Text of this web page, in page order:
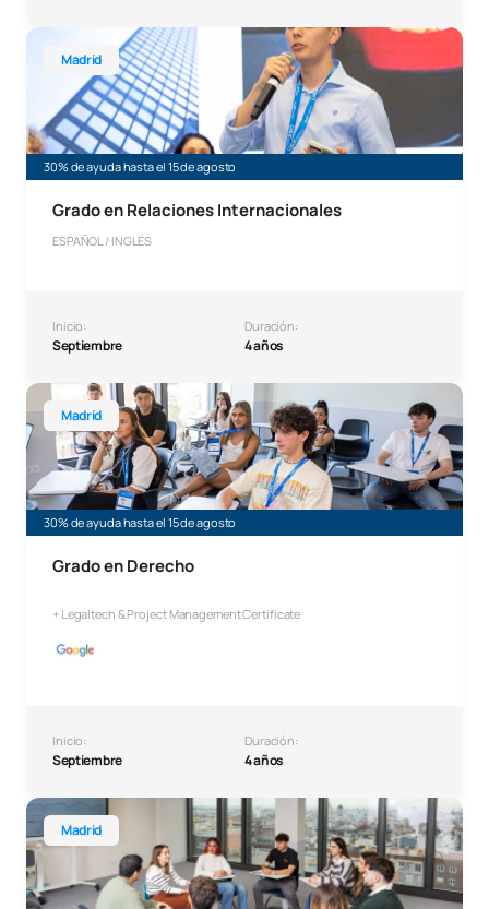
Madrid
30% de ayuda hasta el 15 de agosto
Grado en Relaciones Internacionales
ESPAÑOL / INGLÉS
Inicio:
Septiembre
Duración:
4 años
Grado en Relaciones Internacionales
Madrid
30% de ayuda hasta el 15 de agosto
Grado en Derecho
+ Legaltech & Project Management Certificate
Inicio:
Septiembre
Duración:
4 años
Grado en Derecho
Madrid
Grado en Marketing